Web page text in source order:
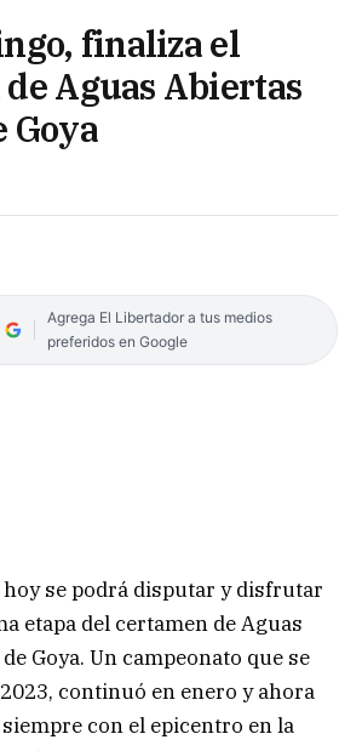
finaliza el
Aguas Abiertas
Goya
Agrega El Libertador a tus medios
preferidos en Google
se podrá disputar y disfrutar
etapa del certamen de Aguas
Goya. Un campeonato que se
continuó en enero y ahora
con el epicentro en la